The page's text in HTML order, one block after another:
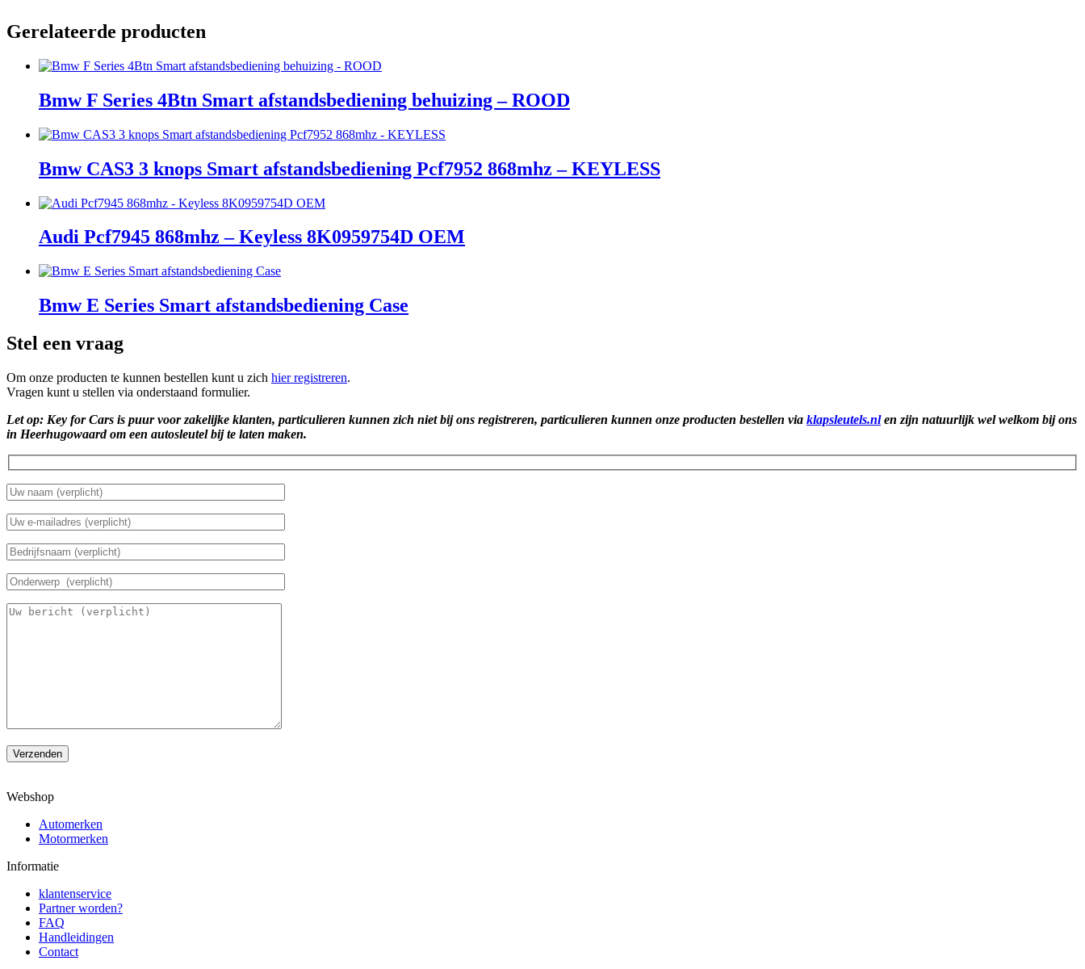
Gerelateerde producten
Bmw F Series 4Btn Smart afstandsbediening behuizing – ROOD
Bmw CAS3 3 knops Smart afstandsbediening Pcf7952 868mhz – KEYLESS
Audi Pcf7945 868mhz – Keyless 8K0959754D OEM
Bmw E Series Smart afstandsbediening Case
Stel een vraag
Om onze producten te kunnen bestellen kunt u zich hier registreren.
Vragen kunt u stellen via onderstaand formulier.
Let op: Key for Cars is puur voor zakelijke klanten, particulieren kunnen zich niet bij ons registreren, particulieren kunnen onze producten bestellen via klapsleutels.nlen zijn natuurlijk wel welkom bij ons
in Heerhugowaard om een autosleutel bij te laten maken.
Verzenden
Webshop
Automerken
Motormerken
Informatie
klantenservice
Partner worden?
FAQ
Handleidingen
Contact